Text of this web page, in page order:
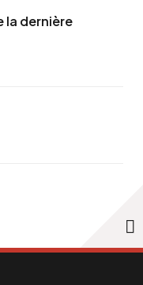
la dernière